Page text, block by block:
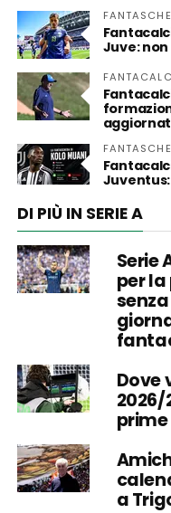
Juve: non
DI PIÙ IN SERIE A
Serie
per
Dove
2026/
a